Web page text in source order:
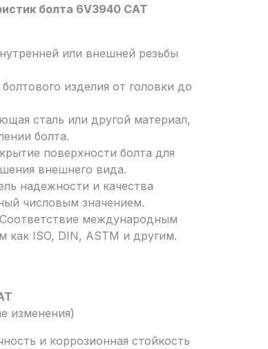
болта 6V3940 CAT
или внешней резьбы
изделия от головки до
сталь или другой материал,
болта.
поверхности болта для
внешнего вида.
надежности и качества
числовым значением.
международным
как ISO, DIN, ASTM и другим.
изменения)
и коррозионная стойкость